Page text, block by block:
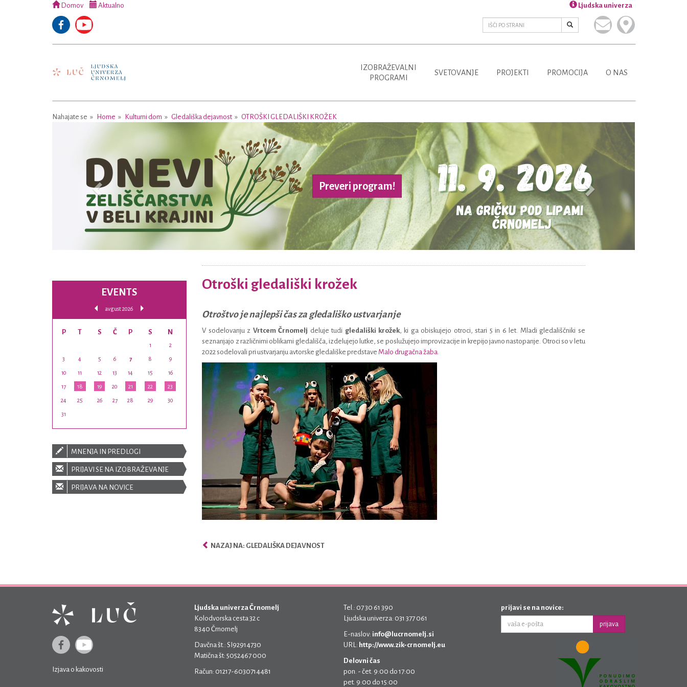
Domov Aktualno Ljudska univerza
IZOBRAŽEVALNI
PROGRAMI
SVETOVANJE PROJEKTI PROMOCIJA O NAS
Nahajate se Home Kulturni dom Gledališka dejavnost OTROŠKI GLEDALIŠKI KROŽEK
Preveri program!
Otroški gledališki krožek
Otroštvo je najlepši čas za gledališko ustvarjanje
V sodelovanju z Vrtcem Črnomelj deluje tudi gledališki krožek, ki ga obiskujejo otroci, stari 5 in 6 let. Mladi gledališčniki se
seznanjajo z različnimi oblikami gledališča, izdelujejo lutke, se poslužujejo improvizacije in krepijo javno nastopanje. Otroci so v letu
2022 sodelovali pri ustvarjanju avtorske gledališke predstave Malo drugačna žaba.
NAZAJ NA: GLEDALIŠKA DEJAVNOST
EVENTS
avgust 2026
P T S Č P S N
1 2
3 4 5 6 7 8 9
10 11 12 13 14 15 16
17 18 19 20 21 22 23
24 25 26 27 28 29 30
31
MNENJA IN PREDLOGI
PRIJAVI SE NA IZOBRAŽEVANJE
PRIJAVA NA NOVICE
Izjava o kakovosti
Ljudska univerza Črnomelj
Kolodvorska cesta 32 c
8340 Črnomelj
Davčna št.: SI92914730
Matična št: 5052467 000
Račun: 01217-6030714481
Tel.: 07 30 61 390
Ljudska univerza: 031 377 061
E-naslov: info@lucrnomelj.si
URL: http://www.zik-crnomelj.eu
Delovni čas
pon. - čet. 9:00 do 17:00
pet. 9:00 do 15:00
prijavi se na novice:
prijava